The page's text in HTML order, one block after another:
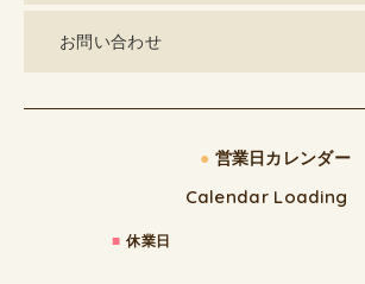
お問い合わせ
● 営業日カレンダー
Calendar Loading
■ 休業日